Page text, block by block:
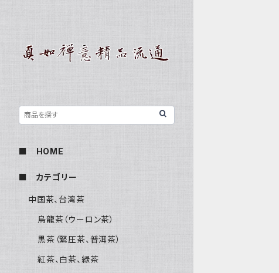
■ HOME
■ カテゴリー
中国茶、台湾茶
烏龍茶（ウーロン茶）
黒茶（緊圧茶、普洱茶）
紅茶、白茶、緑茶